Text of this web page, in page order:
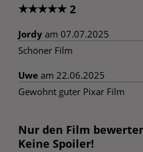
★★★★★ 2
Jordy am 07.07.2025
Schöner Film
Uwe am 22.06.2025
Gewohnt guter Pixar Film
Nur den Film
Keine Spoiler!